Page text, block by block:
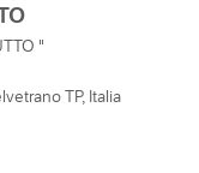
"
TP, Italia